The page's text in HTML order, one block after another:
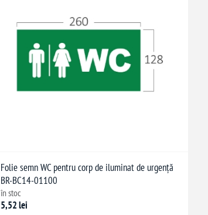
Folie semn WC pentru corp de iluminat de urgență
BR-BC14-01100
în stoc
5,52 lei